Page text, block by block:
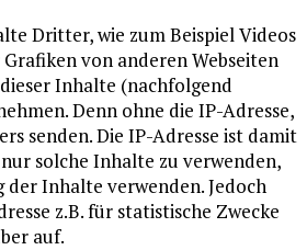
Dritter, wie zum Beispiel Videos
von anderen Webseiten
Inhalte (nachfolgend
Denn ohne die IP-Adresse,
senden. Die IP-Adresse ist damit
solche Inhalte zu verwenden,
Inhalte verwenden. Jedoch
z.B. für statistische Zwecke
auf.